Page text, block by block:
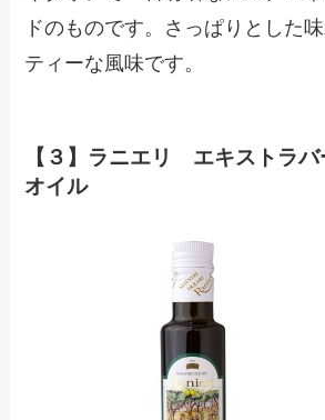
ドのものです。さっぱりとした
ティーな風味です。
【３】ラニエリ エキストラ
オイル